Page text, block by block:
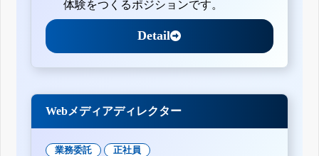
体験をつくるポジションです。
Detail
Webメディアディレクター
業務委託 正社員